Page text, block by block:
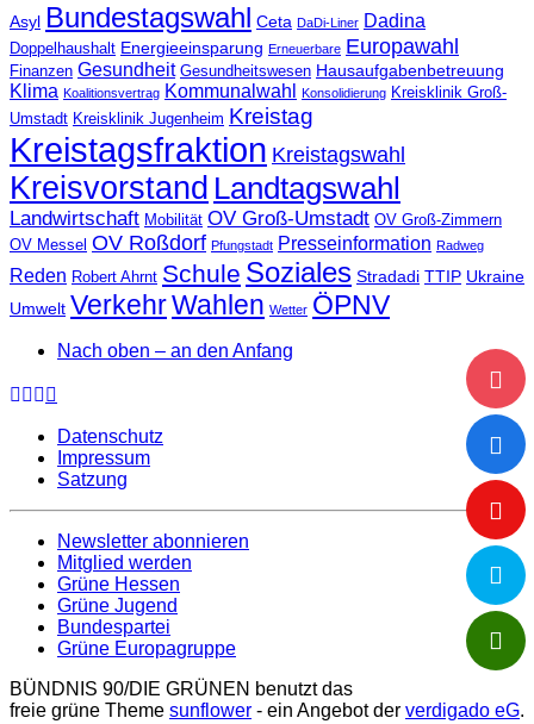
Asyl Bundestagswahl Ceta DaDi-Liner Dadina
Doppelhaushalt Energieeinsparung Erneuerbare Europawahl
Finanzen Gesundheit Gesundheitswesen Hausaufgabenbetreuung
Klima Koalitionsvertrag Kommunalwahl Konsolidierung Kreisklinik Groß-
Umstadt Kreisklinik Jugenheim Kreistag
Kreistagsfraktion Kreistagswahl
Kreisvorstand Landtagswahl
Landwirtschaft Mobilität OV Groß-Umstadt OV Groß-Zimmern
OV Messel OV Roßdorf Pfungstadt Presseinformation Radweg
Reden Robert Ahrnt Schule Soziales Stradadi TTIP Ukraine
Umwelt VerkehrWahlen Wetter ÖPNV
Nach oben – an den Anfang
Datenschutz
Impressum
Satzung
Newsletter abonnieren
Mitglied werden
Grüne Hessen
Grüne Jugend
Bundespartei
Grüne Europagruppe
BÜNDNIS 90/DIE GRÜNEN benutzt das
freie grüne Theme sunflower ‐ ein Angebot der verdigado eG.